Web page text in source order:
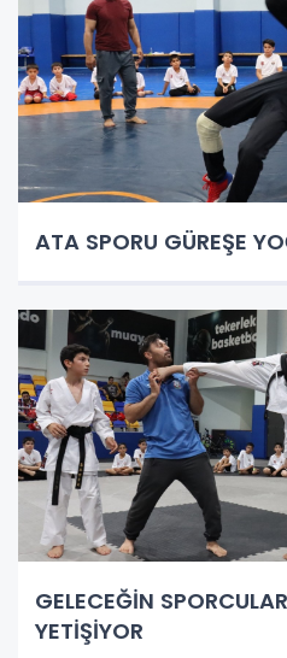
ATA SPORU GÜREŞE
GELECEĞİN
YETİŞİYOR